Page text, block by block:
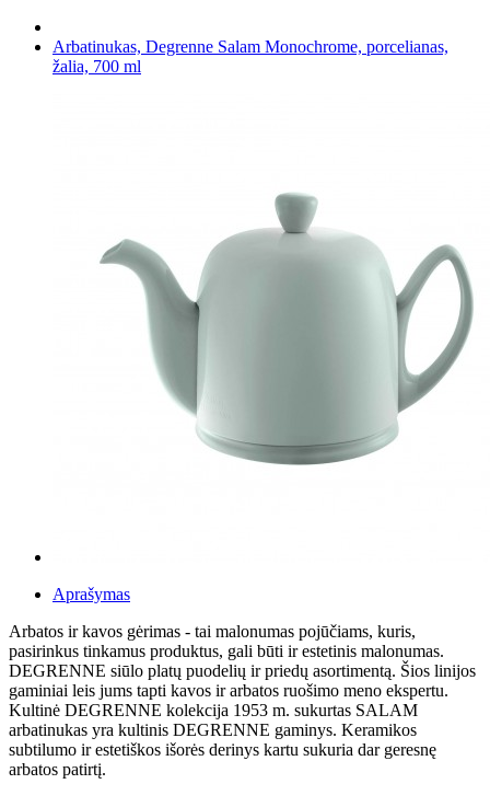
Arbatinukas, Degrenne Salam Monochrome, porcelianas,
žalia, 700 ml
Aprašymas
Arbatos ir kavos gėrimas - tai malonumas pojūčiams, kuris,
pasirinkus tinkamus produktus, gali būti ir estetinis malonumas.
DEGRENNE siūlo platų puodelių ir priedų asortimentą. Šios linijos
gaminiai leis jums tapti kavos ir arbatos ruošimo meno ekspertu.
Kultinė DEGRENNE kolekcija 1953 m. sukurtas SALAM
arbatinukas yra kultinis DEGRENNE gaminys. Keramikos
subtilumo ir estetiškos išorės derinys kartu sukuria dar geresnę
arbatos patirtį.